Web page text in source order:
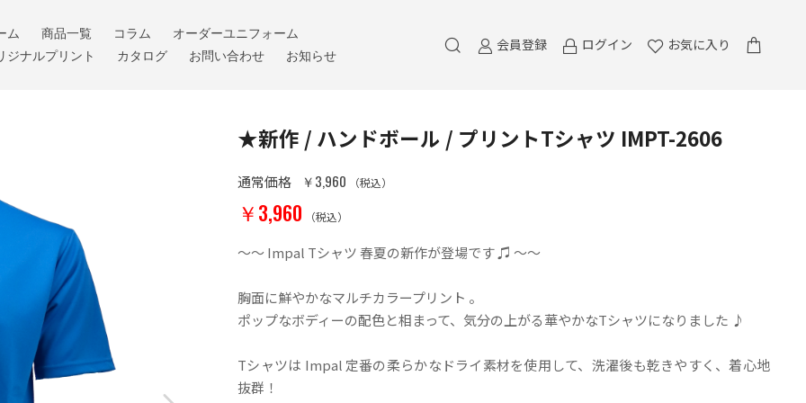
ム 商品一覧 コラム
オーダーユニフォーム
ジナルプリント
カタログ お問い合わせ お知らせ
会員登録 ログイン お気に入り
★新作 / ハンドボール / プリントTシャツ IMPT-2606
通常価格 ￥3,960 （税込）
￥3,960 （税込）
～～ Impal Tシャツ 春夏の新作が登場です ♫ ～～
胸面に鮮やかなマルチカラープリント 。
ポップなボディーの配色と相まって、気分の上がる華やかなTシャツになりました ♪
Tシャツは Impal 定番の柔らかなドライ素材を使用して、洗濯後も乾きやすく、着心地
抜群！